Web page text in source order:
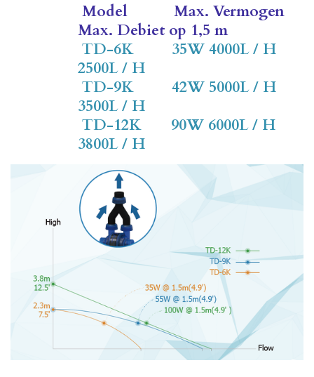
Model
Max. Vermogen
Max. Debiet op 1,5 m
TD-6K 35W 4000L / H
2500L / H
TD-9K 42W 5000L / H
3500L / H
TD-12K 90W 6000L / H
3800L / H